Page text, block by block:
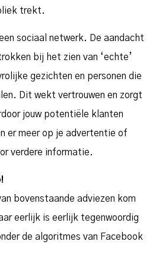
trekt.
sociaal netwerk. De aandacht
bij het zien van ‘echte’
gezichten en personen die
Dit wekt vertrouwen en zorgt
jouw potentiële klanten
er meer op je advertentie of
verdere informatie.
bovenstaande adviezen kom
eerlijk is eerlijk tegenwoordig
de algoritmes van Facebook